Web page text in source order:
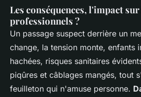
Les conséquences, l'impact
professionnels ?
Un passage suspect derrière un
change, la tension monte, enfants
hachées, risques sanitaires
piqûres et câblages mangés, tout
feuilleton qui n'amuse personne.